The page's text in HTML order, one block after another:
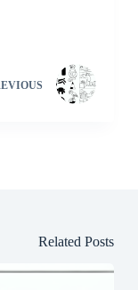
Related Posts